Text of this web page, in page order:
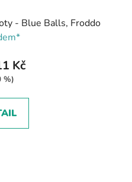
- Blue Balls, Froddo
Kč
%)